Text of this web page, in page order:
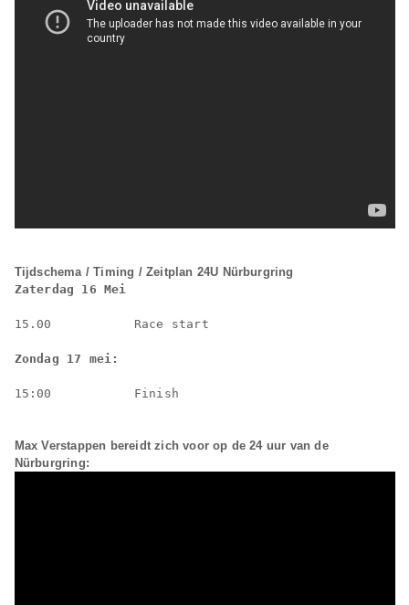
Tijdschema / Timing / Zeitplan 24U Nürburgring
Zaterdag 16 Mei
15.00           Race start
Zondag 17 mei:
15:00           Finish
Max Verstappen bereidt zich voor op de 24 uur van de
Nürburgring: